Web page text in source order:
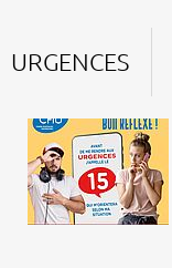
URGENCES